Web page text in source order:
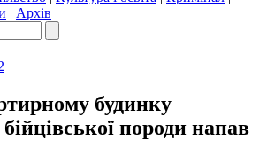
| Архів
будинку
породи напав